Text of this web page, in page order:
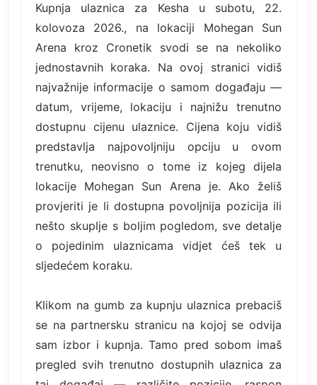
Kupnja ulaznica za Kesha u subotu, 22.
kolovoza 2026., na lokaciji Mohegan Sun
Arena kroz Cronetik svodi se na nekoliko
jednostavnih koraka. Na ovoj stranici vidiš
najvažnije informacije o samom događaju —
datum, vrijeme, lokaciju i najnižu trenutno
dostupnu cijenu ulaznice. Cijena koju vidiš
predstavlja najpovoljniju opciju u ovom
trenutku, neovisno o tome iz kojeg dijela
lokacije Mohegan Sun Arena je. Ako želiš
provjeriti je li dostupna povoljnija pozicija ili
nešto skuplje s boljim pogledom, sve detalje
o pojedinim ulaznicama vidjet ćeš tek u
sljedećem koraku.
Klikom na gumb za kupnju ulaznica prebaciš
se na partnersku stranicu na kojoj se odvija
sam izbor i kupnja. Tamo pred sobom imaš
pregled svih trenutno dostupnih ulaznica za